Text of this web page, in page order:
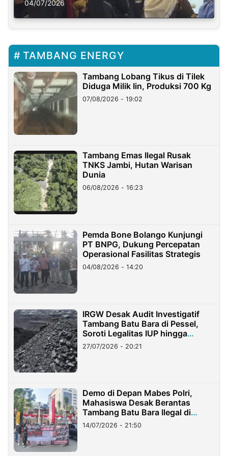
Solusi Krisis Iklim
04/07/2026
TAMBANG ENERGY
Tambang Lobang Tikus di Tilek
Diduga Milik Iin, Produksi 700 Kg
07/08/2026 - 19:02
Tambang Emas Ilegal Rusak
TNKS Jambi, Hutan Warisan
Dunia
06/08/2026 - 16:23
Pemda Bone Bolango Kunjungi
PT BNPG, Dukung Percepatan
Operasional Fasilitas Strategis
04/08/2026 - 14:20
IRGW Desak Audit Investigatif
Tambang Batu Bara di Pessel,
Soroti Legalitas IUP hingga
Stockpile
27/07/2026 - 20:21
Demo di Depan Mabes Polri,
Mahasiswa Desak Berantas
Tambang Batu Bara Ilegal di
Lampung
14/07/2026 - 21:50